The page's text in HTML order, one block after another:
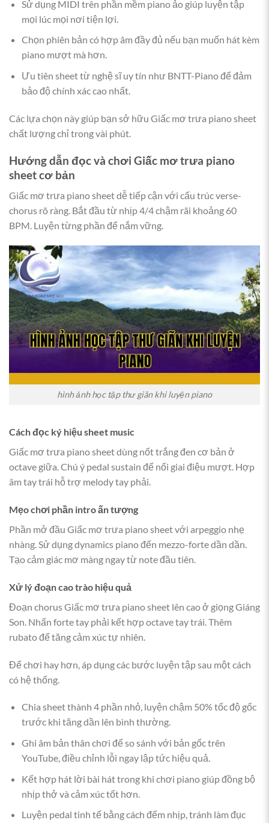
Sử dụng MIDI trên phần mềm piano ảo giúp luyện tập
mọi lúc mọi nơi tiện lợi.
Chọn phiên bản có hợp âm đầy đủ nếu bạn muốn hát kèm
piano mượt mà hơn.
Ưu tiên sheet từ nghệ sĩ uy tín như BNTT-Piano để đảm
bảo độ chính xác cao nhất.
Các lựa chọn này giúp bạn sở hữu Giấc mơ trưa piano sheet
chất lượng chỉ trong vài phút.
Hướng dẫn đọc và chơi Giấc mơ trưa piano
sheetcơ bản
Giấc mơ trưa piano sheet dễ tiếp cận với cấu trúc verse-
chorus rõ ràng. Bắt đầu từ nhịp 4/4 chậm rãi khoảng 60
BPM. Luyện từng phần để nắm vững.
hình ảnh học tập thư giãn khi luyện piano
Cách đọc ký hiệu sheet music
Giấc mơ trưa piano sheet dùng nốt trắng đen cơ bản ở
octave giữa. Chú ý pedal sustain để nối giai điệu mượt. Hợp
âm tay trái hỗ trợ melody tay phải.
Mẹo chơi phần intro ấn tượng
Phần mở đầu Giấc mơ trưa piano sheet với arpeggio nhẹ
nhàng. Sử dụng dynamics piano đến mezzo-forte dần dần.
Tạo cảm giác mơ màng ngay từ note đầu tiên.
Xử lý đoạn cao trào hiệu quả
Đoạn chorus Giấc mơ trưa piano sheet lên cao ở giọng Giáng
Son. Nhấn forte tay phải kết hợp octave tay trái. Thêm
rubato để tăng cảm xúc tự nhiên.
Để chơi hay hơn, áp dụng các bước luyện tập sau một cách
có hệ thống.
Chia sheet thành 4 phần nhỏ, luyện chậm 50% tốc độ gốc
trước khi tăng dần lên bình thường.
Ghi âm bản thân chơi để so sánh với bản gốc trên
YouTube, điều chỉnh lỗi ngay lập tức hiệu quả.
Kết hợp hát lời bài hát trong khi chơi piano giúp đồng bộ
nhịp thở và cảm xúc tốt hơn.
Luyện pedal tinh tế bằng cách đếm nhịp, tránh làm đục